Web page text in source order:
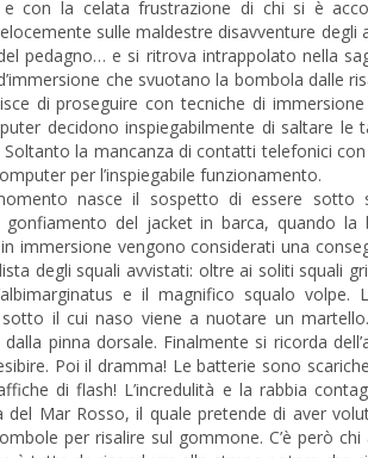
e con la celata frustrazione di chi si è
sulle maldestre disavventure degli
pedagno… e si ritrova intrappolato nella
che svuotano la bombola dalle
di proseguire con tecniche di
decidono inspiegabilmente di saltare
Soltanto la mancanza di contatti telefonici
per l’inspiegabile funzionamento.
nasce il sospetto di essere sotto
gonfiamento del jacket in barca, quando
immersione vengono considerati una
degli squali avvistati: oltre ai soliti squali
e il magnifico squalo volpe.
il cui naso viene a nuotare un
pinna dorsale. Finalmente si ricorda
Poi il dramma! Le batterie sono
di flash! L’incredulità e la rabbia
del Mar Rosso, il quale pretende di aver
per risalire sul gommone. C’è però